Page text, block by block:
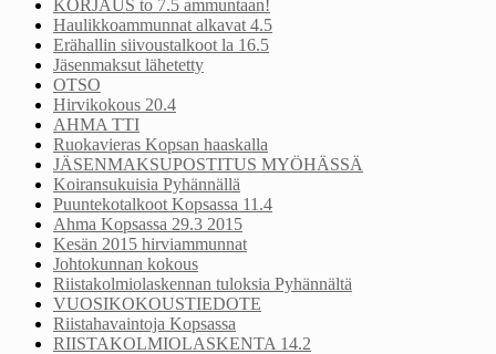
KORJAUS to 7.5 ammuntaan!
Haulikkoammunnat alkavat 4.5
Erähallin siivoustalkoot la 16.5
Jäsenmaksut lähetetty
OTSO
Hirvikokous 20.4
AHMA TTI
Ruokavieras Kopsan haaskalla
JÄSENMAKSUPOSTITUS MYÖHÄSSÄ
Koiransukuisia Pyhännällä
Puuntekotalkoot Kopsassa 11.4
Ahma Kopsassa 29.3 2015
Kesän 2015 hirviammunnat
Johtokunnan kokous
Riistakolmiolaskennan tuloksia Pyhännältä
VUOSIKOKOUSTIEDOTE
Riistahavaintoja Kopsassa
RIISTAKOLMIOLASKENTA 14.2